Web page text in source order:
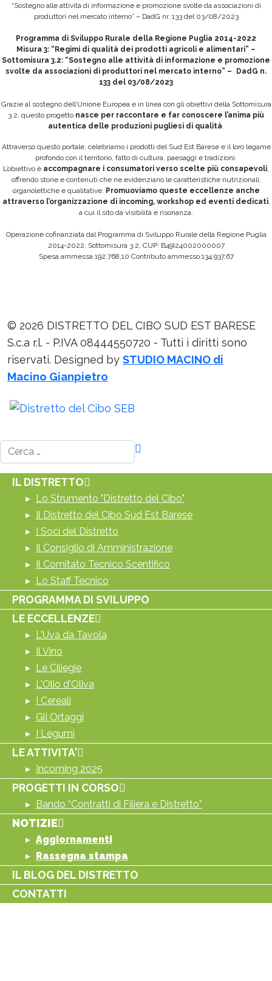
“Sostegno alle attività di informazione e promozione svolte da associazioni di
produttori nel mercato interno” – DadG nr. 133 del 03/08/2023
Programma di Sviluppo Rurale della Regione Puglia 2014-2022
Misura 3: “Regimi di qualità dei prodotti agricoli e alimentari” –
Sottomisura 3.2: “Sostegno alle attività di informazione e promozione
svolte da associazioni di produttori nel mercato interno” – DadG n.
133 del 03/08/2023
Grazie al sostegno dell’Unione Europea e in linea con gli obiettivi della Sottomisura
3.2, questo progetto nasce per raccontare e far conoscere l’anima più
autentica delle produzioni pugliesi di qualità.
Attraverso questo portale, celebriamo i prodotti del Sud Est Barese e il loro legame
profondo con il territorio, fatto di cultura, paesaggi e tradizioni.
L’obiettivo è accompagnare i consumatori verso scelte più consapevoli,
offrendo storie e contenuti che ne evidenziano le caratteristiche nutrizionali,
organolettiche e qualitative. Promuoviamo queste eccellenze anche
attraverso l’organizzazione di incoming, workshop ed eventi dedicati,
a cui il sito dà visibilità e risonanza.
Operazione cofinanziata dal Programma di Sviluppo Rurale della Regione Puglia
2014-2022, Sottomisura 3.2, CUP: B49I24002000007
Spesa ammessa 192.768,10 Contributo ammesso 134.937,67
© 2026 DISTRETTO DEL CIBO SUD EST BARESE
S.c.a r.l. - P.IVA 08444550720 - Tutti i diritti sono
riservati. Designed by STUDIO MACINO di
Macino Gianpietro
Cerca
IL DISTRETTO
Lo Strumento "Distretto del Cibo"
Il Distretto del Cibo Sud Est Barese
I Soci del Distretto
Il Consiglio di Amministrazione
Il Comitato Tecnico Scentifico
Lo Staff Tecnico
PROGRAMMA DI SVILUPPO
LE ECCELLENZE
L'Uva da Tavola
Il Vino
Le Ciliegie
L'Olio d'Oliva
I Cereali
Gli Ortaggi
I Legumi
LE ATTIVITA'
Incoming 2025
PROGETTI IN CORSO
Bando “Contratti di Filiera e Distretto”
NOTIZIE
Aggiornamenti
Rassegna stampa
IL BLOG DEL DISTRETTO
CONTATTI